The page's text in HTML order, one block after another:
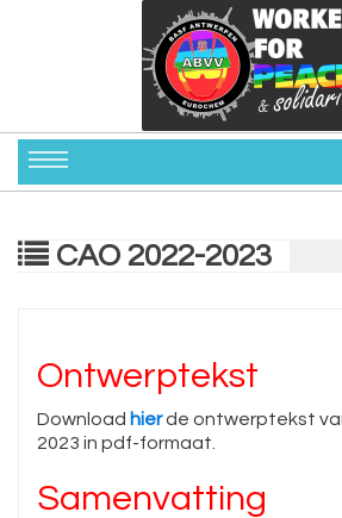
CAO 2022-2023
Ontwerptekst
Download hierde ontwerptekst
2023 in pdf-formaat.
Samenvatting